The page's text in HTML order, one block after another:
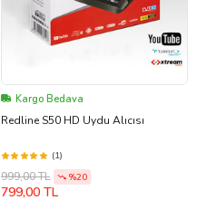
Kargo Bedava
Redline S50 HD Uydu Alıcısı
(1)
999,00 TL %20
799,00 TL